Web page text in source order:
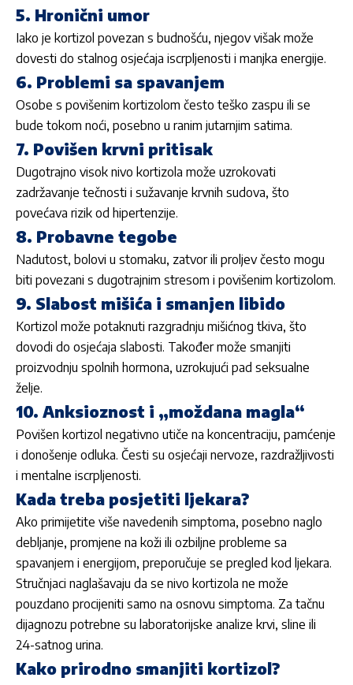
5. Hronični umor
Iako je kortizol povezan s budnošću, njegov višak može
dovesti do stalnog osjećaja iscrpljenosti i manjka energije.
6. Problemi sa spavanjem
Osobe s povišenim kortizolom često teško zaspu ili se
bude tokom noći, posebno u ranim jutarnjim satima.
7. Povišen krvni pritisak
Dugotrajno visok nivo kortizola može uzrokovati
zadržavanje tečnosti i sužavanje krvnih sudova, što
povećava rizik od hipertenzije.
8. Probavne tegobe
Nadutost, bolovi u stomaku, zatvor ili proljev često mogu
biti povezani s dugotrajnim stresom i povišenim kortizolom.
9. Slabost mišića i smanjen libido
Kortizol može potaknuti razgradnju mišićnog tkiva, što
dovodi do osjećaja slabosti. Također može smanjiti
proizvodnju spolnih hormona, uzrokujući pad seksualne
želje.
10. Anksioznost i „moždana magla“
Povišen kortizol negativno utiče na koncentraciju, pamćenje
i donošenje odluka. Česti su osjećaji nervoze, razdražljivosti
i mentalne iscrpljenosti.
Kada treba posjetiti ljekara?
Ako primijetite više navedenih simptoma, posebno naglo
debljanje, promjene na koži ili ozbiljne probleme sa
spavanjem i energijom, preporučuje se pregled kod ljekara.
Stručnjaci naglašavaju da se nivo kortizola ne može
pouzdano procijeniti samo na osnovu simptoma. Za tačnu
dijagnozu potrebne su laboratorijske analize krvi, sline ili
24-satnog urina.
Kako prirodno smanjiti kortizol?